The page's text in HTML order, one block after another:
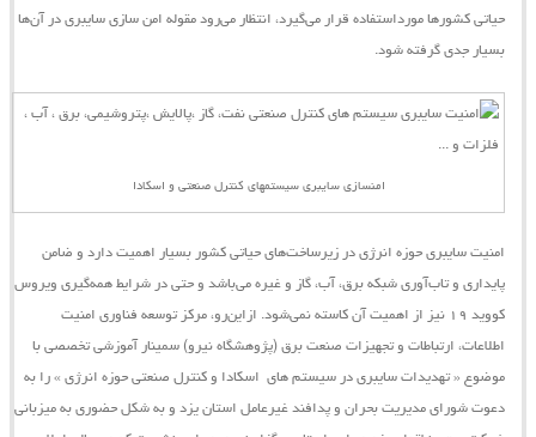
حیاتی کشورها مورداستفاده قرار می‌گیرد، انتظار می‌رود مقوله امن‌‌ سازی سایبری در آن‌ها
بسیار جدی گرفته شود.
امنسازی سایبری سیستمهای کنترل صنعتی و اسکادا
امنیت سایبری حوزه انرژی در زیرساخت‌های حیاتی کشور بسیار اهمیت دارد و ضامن
پایداری و تاب‌آوری شبکه برق، آب، گاز و غیره می‌باشد و حتی در شرایط همه‌گیری ویروس
کووید ۱۹ نیز از اهمیت آن کاسته نمی‌شود.
ازاین‌رو، مرکز توسعه فناوری امنیت
اطلاعات، ارتباطات و تجهیزات صنعت برق (پژوهشگاه نیرو) سمینار آموزشی تخصصی با
موضوع « تهدیدات سایبری در سیستم ‌های اسکادا و کنترل صنعتی حوزه انرژی » را به
دعوت شورای مدیریت بحران و پدافند غیرعامل استان یزد و به شکل حضوری به میزبانی